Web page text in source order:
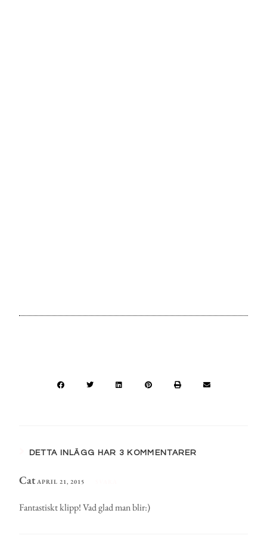
DETTA INLÄGG HAR 3 KOMMENTARER
Cat APRIL 21, 2015
Fantastiskt klipp! Vad glad man blir:)